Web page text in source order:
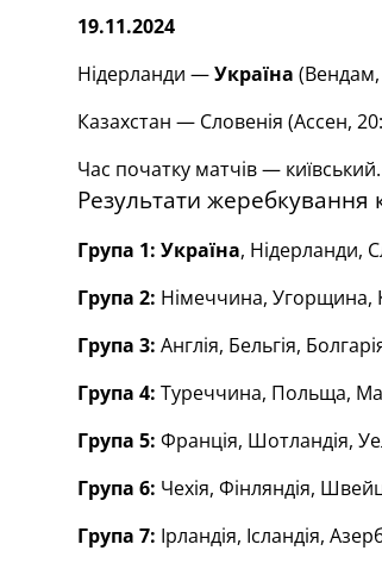
19.11.2024
Нідерланди —Україна (Вендам,
Казахстан — Словенія (Ассен,
Час початку матчів — київський.
Результати жеребкування
Група 1: Україна, Нідерланди,
Група 2: Німеччина, Угорщина,
Група 3: Англія, Бельгія,
Група 4: Туреччина, Польща,
Група 5: Франція, Шотландія,
Група 6: Чехія, Фінляндія,
Група 7: Ірландія, Ісландія,